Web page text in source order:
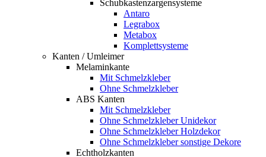
Schubkastenzargensysteme
Antaro
Legrabox
Metabox
Komplettsysteme
Kanten / Umleimer
Melaminkante
Mit Schmelzkleber
Ohne Schmelzkleber
ABS Kanten
Mit Schmelzkleber
Ohne Schmelzkleber Unidekor
Ohne Schmelzkleber Holzdekor
Ohne Schmelzkleber sonstige Dekore
Echtholzkanten